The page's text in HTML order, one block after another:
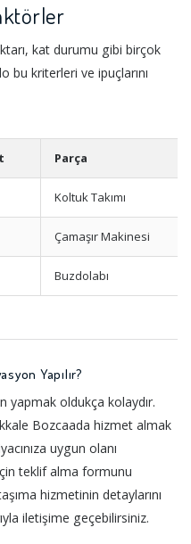
kat durumu gibi birçok
bu kriterleri ve ipuçlarını
Parça
Koltuk Takımı
Çamaşır Makinesi
Buzdolabı
Yapılır?
yapmak oldukça kolaydır.
Bozcaada hizmet almak
uygun olanı
teklif alma formunu
hizmetinin detaylarını
iletişime geçebilirsiniz.